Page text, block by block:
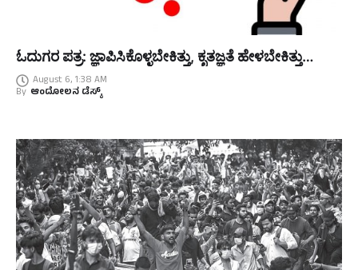
ಓದುಗರ ಪತ್ರ: ಜ್ಞಾಪಿಸಿಕೊಳ್ಳಬೇಕಿತ್ತು, ಕೃತಜ್ಞತೆ ಹೇಳಬೇಕಿತ್ತು…
August 6, 1:38 AM
By ಆಂದೋಲನ ಡೆಸ್ಕ್